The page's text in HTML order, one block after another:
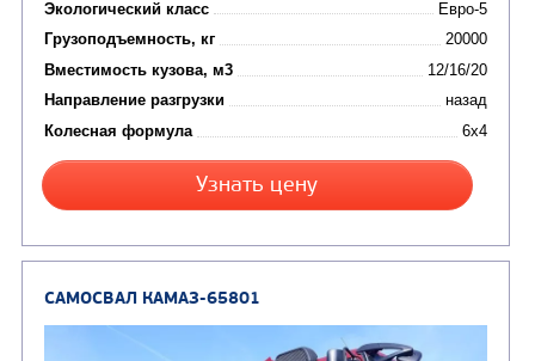
Направление разгрузки
Колесная формула
Кредит/Лизинг
САМОСВАЛ КАМАЗ-6520